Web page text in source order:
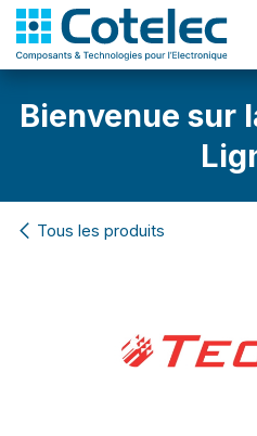
Bienvenue sur
Tous les produits